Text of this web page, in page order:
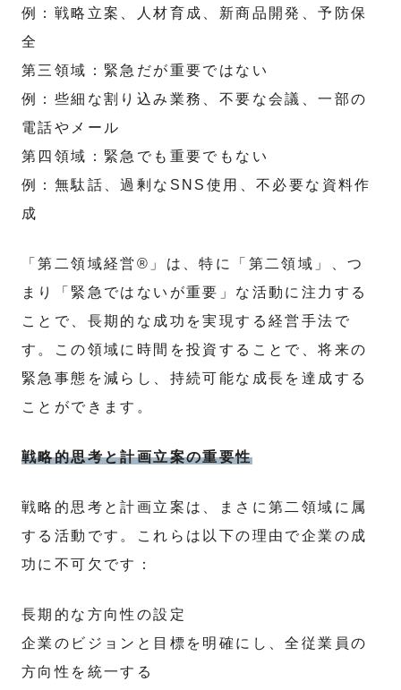
例：戦略立案、人材育成、新商品開発、予防保
全
第三領域：緊急だが重要ではない
例：些細な割り込み業務、不要な会議、一部の
電話やメール
第四領域：緊急でも重要でもない
例：無駄話、過剰なSNS使用、不必要な資料作
成
「第二領域経営®」は、特に「第二領域」、つ
まり「緊急ではないが重要」な活動に注力する
ことで、長期的な成功を実現する経営手法で
す。この領域に時間を投資することで、将来の
緊急事態を減らし、持続可能な成長を達成する
ことができます。
戦略的思考と計画立案の重要性
戦略的思考と計画立案は、まさに第二領域に属
する活動です。これらは以下の理由で企業の成
功に不可欠です：
長期的な方向性の設定
企業のビジョンと目標を明確にし、全従業員の
方向性を統一する